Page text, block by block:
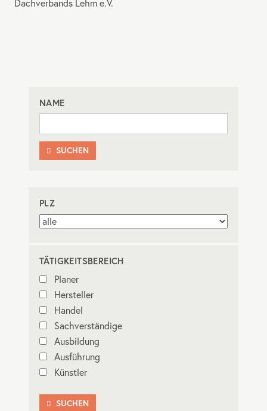
Dachverbands Lehm e.V.
NAME
 SUCHEN
PLZ
TÄTIGKEITSBEREICH
Planer
Hersteller
Handel
Sachverständige
Ausbildung
Ausführung
Künstler
 SUCHEN